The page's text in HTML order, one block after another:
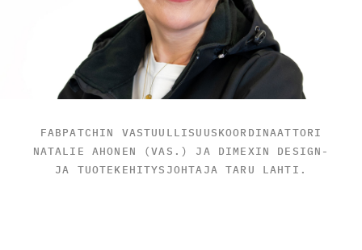
FABPATCHIN VASTUULLISUUSKOORDINAATTORI
NATALIE AHONEN (VAS.) JA DIMEXIN DESIGN-
JA TUOTEKEHITYSJOHTAJA TARU LAHTI.